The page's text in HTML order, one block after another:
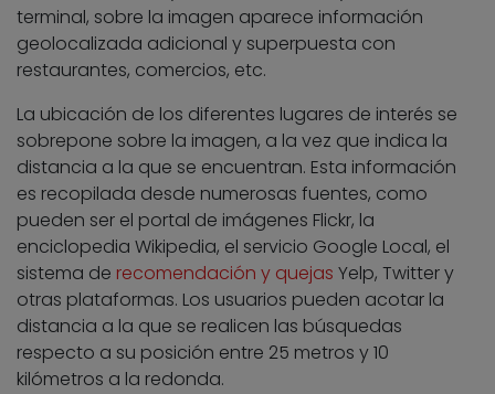
terminal, sobre la imagen aparece información
geolocalizada adicional y superpuesta con
restaurantes, comercios, etc.
La ubicación de los diferentes lugares de interés se
sobrepone sobre la imagen, a la vez que indica la
distancia a la que se encuentran. Esta información
es recopilada desde numerosas fuentes, como
pueden ser el portal de imágenes Flickr, la
enciclopedia Wikipedia, el servicio Google Local, el
sistema de recomendación y quejas Yelp, Twitter y
otras plataformas. Los usuarios pueden acotar la
distancia a la que se realicen las búsquedas
respecto a su posición entre 25 metros y 10
kilómetros a la redonda.